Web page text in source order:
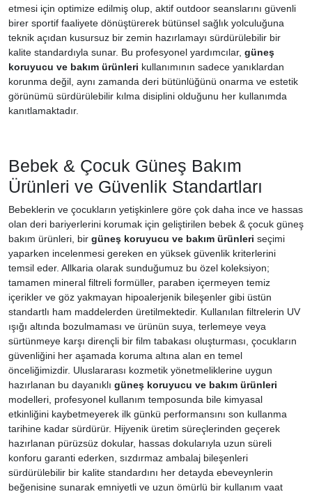
etmesi için optimize edilmiş olup, aktif outdoor seanslarını güvenli
birer sportif faaliyete dönüştürerek bütünsel sağlık yolculuğuna
teknik açıdan kusursuz bir zemin hazırlamayı sürdürülebilir bir
kalite standardıyla sunar. Bu profesyonel yardımcılar, güneş
koruyucu ve bakım ürünleri kullanımının sadece yanıklardan
korunma değil, aynı zamanda deri bütünlüğünü onarma ve estetik
görünümü sürdürülebilir kılma disiplini olduğunu her kullanımda
kanıtlamaktadır.
Bebek & Çocuk Güneş Bakım
Ürünleri ve Güvenlik Standartları
Bebeklerin ve çocukların yetişkinlere göre çok daha ince ve hassas
olan deri bariyerlerini korumak için geliştirilen bebek & çocuk güneş
bakım ürünleri, bir güneş koruyucu ve bakım ürünleri seçimi
yaparken incelenmesi gereken en yüksek güvenlik kriterlerini
temsil eder. Allkaria olarak sunduğumuz bu özel koleksiyon;
tamamen mineral filtreli formüller, paraben içermeyen temiz
içerikler ve göz yakmayan hipoalerjenik bileşenler gibi üstün
standartlı ham maddelerden üretilmektedir. Kullanılan filtrelerin UV
ışığı altında bozulmaması ve ürünün suya, terlemeye veya
sürtünmeye karşı dirençli bir film tabakası oluşturması, çocukların
güvenliğini her aşamada koruma altına alan en temel
önceliğimizdir. Uluslararası kozmetik yönetmeliklerine uygun
hazırlanan bu dayanıklı güneş koruyucu ve bakım ürünleri
modelleri, profesyonel kullanım temposunda bile kimyasal
etkinliğini kaybetmeyerek ilk günkü performansını son kullanma
tarihine kadar sürdürür. Hijyenik üretim süreçlerinden geçerek
hazırlanan pürüzsüz dokular, hassas dokularıyla uzun süreli
konforu garanti ederken, sızdırmaz ambalaj bileşenleri
sürdürülebilir bir kalite standardını her detayda ebeveynlerin
beğenisine sunarak emniyetli ve uzun ömürlü bir kullanım vaat